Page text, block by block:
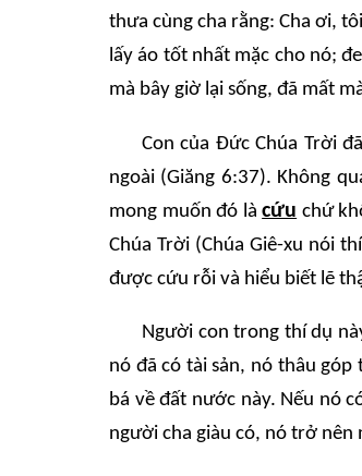
thưa cùng cha rằng: Cha ơi,
lấy áo tốt nhất mặc cho nó;
mà bây giờ lại sống, đã mất
Con của Đức Chúa Trời
ngoài (Giăng 6:37). Không
mong muốn đó làcứu chứ
Chúa Trời (Chúa Giê-xu nói
được cứu rỗi và hiểu biết lẽ
Người con trong thí dụ
nó đã có tài sản, nó thâu
bá về đất nước này. Nếu nó
người cha giàu có, nó trở nên